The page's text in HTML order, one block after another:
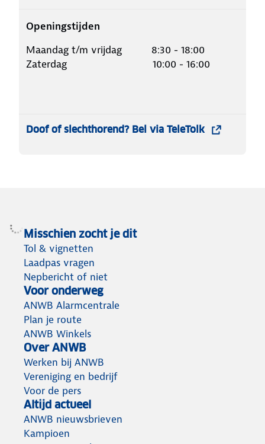
Openingstijden
Maandag t/m vrijdag 8:30 - 18:00
Zaterdag 10:00 - 16:00
Doof of slechthorend? Bel via TeleTolk
Misschien zocht je dit
Tol & vignetten
Laadpas vragen
Nepbericht of niet
Voor onderweg
ANWB Alarmcentrale
Plan je route
ANWB Winkels
Over ANWB
Werken bij ANWB
Vereniging en bedrijf
Voor de pers
Altijd actueel
ANWB nieuwsbrieven
Kampioen